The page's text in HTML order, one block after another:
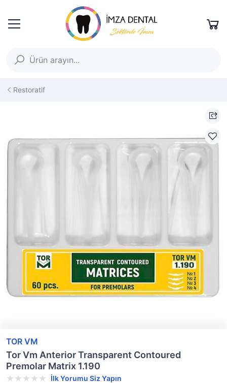
Restoratif
TOR VM
Tor Vm Anterior Transparent Contoured
Premolar Matrix 1.190
İlk Yorumu Siz Yapın